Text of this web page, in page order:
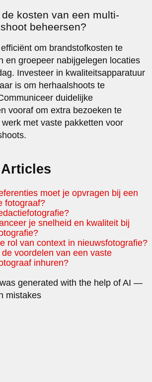
kosten van een multi-
beheersen?
om brandstofkosten te
en groepeer nabijgelegen locaties
Investeer in kwaliteitsapparatuur
is om herhaalshoots te
duidelijke
vooraf om extra bezoeken te
met vaste pakketten voor
moet je opvragen bij een
fotograaf?
je snelheid en kwaliteit bij
rol van context in nieuwsfotografie?
de voordelen van een vaste
inhuren?
generated with the help of AI —
mistakes